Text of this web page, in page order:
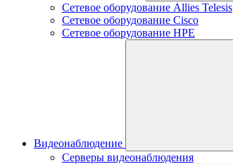
Сетевое оборудование Allies Telesis
Сетевое оборудование Cisco
Сетевое оборудование HPE
Видеонаблюдение
Серверы видеонаблюдения